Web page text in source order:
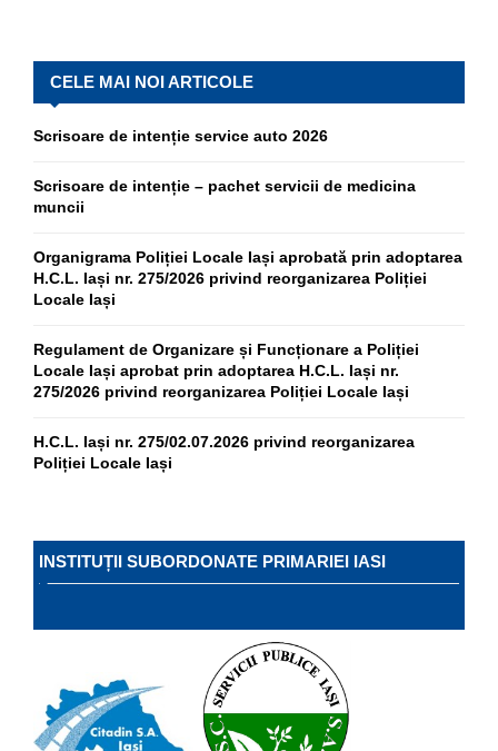
CELE MAI NOI ARTICOLE
Scrisoare de intenție service auto 2026
Scrisoare de intenție – pachet servicii de medicina
muncii
Organigrama Poliției Locale Iași aprobată prin adoptarea
H.C.L. Iași nr. 275/2026 privind reorganizarea Poliției
Locale Iași
Regulament de Organizare și Funcționare a Poliției
Locale Iași aprobat prin adoptarea H.C.L. Iași nr.
275/2026 privind reorganizarea Poliției Locale Iași
H.C.L. Iași nr. 275/02.07.2026 privind reorganizarea
Poliției Locale Iași
INSTITUȚII SUBORDONATE PRIMARIEI IASI